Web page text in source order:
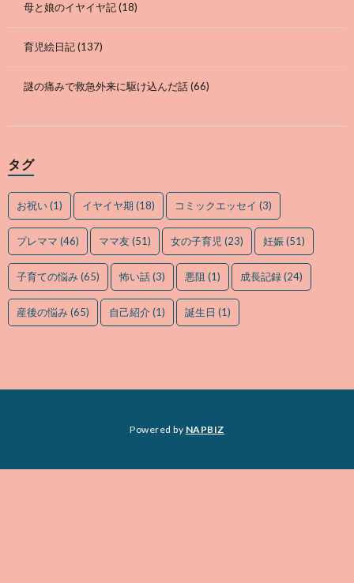
母と娘のイヤイヤ記(18)
育児絵日記(137)
謎の痛みで救急外来に駆け込んだ話(66)
タグ
お祝い(1) イヤイヤ期 (18) コミックエッセイ (3)
プレママ (46) ママ友(51) 女の子育児 (23) 妊娠(51)
子育ての悩み(65) 怖い話(3) 悪阻 (1) 成長記録(24)
産後の悩み(65) 自己紹介(1) 誕生日 (1)
Powered by NAPBIZ